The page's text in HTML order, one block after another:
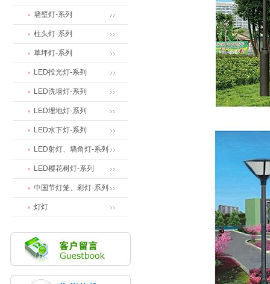
墙壁灯-系列
柱头灯-系列
草坪灯-系列
LED投光灯-系列
LED洗墙灯-系列
LED埋地灯-系列
LED水下灯-系列
LED射灯、墙角灯-系列
LED樱花树灯-系列
中国节灯笼、彩灯-系列
灯灯